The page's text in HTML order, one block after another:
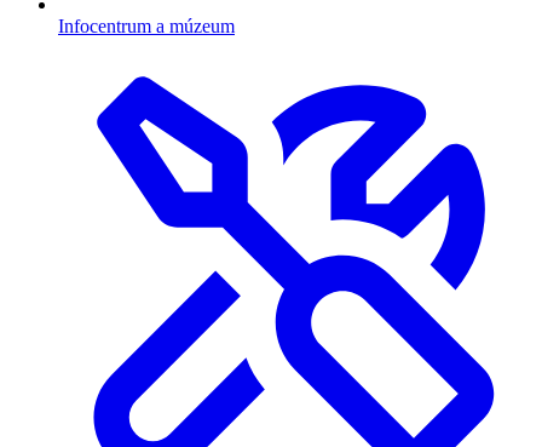
Infocentrum a múzeum